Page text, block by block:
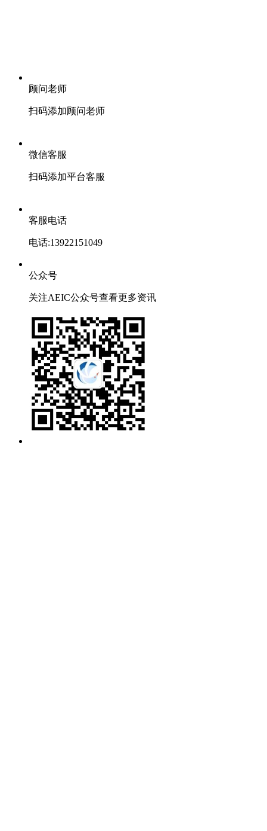
顾问老师
扫码添加顾问老师
微信客服
扫码添加平台客服
客服电话
电话:13922151049
公众号
关注AEIC公众号查看更多资讯